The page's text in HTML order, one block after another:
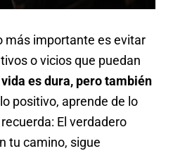
más importante es evitar
o vicios que puedan
vida es dura, pero también
positivo, aprende de lo
El verdadero
tu camino, sigue